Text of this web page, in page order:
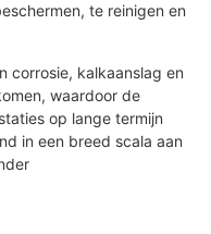
te reinigen en
corrosie, kalkaanslag en
waardoor de
op lange termijn
in een breed scala aan